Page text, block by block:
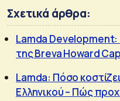
Σχετικά άρθρα:
Lamda Development:
της Breva Howard
Lamda: Πόσο
Ελληνικού – Πώς